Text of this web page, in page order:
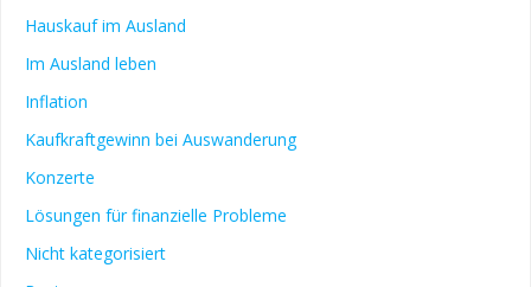
Hauskauf im Ausland
Im Ausland leben
Inflation
Kaufkraftgewinn bei Auswanderung
Konzerte
Lösungen für finanzielle Probleme
Nicht kategorisiert